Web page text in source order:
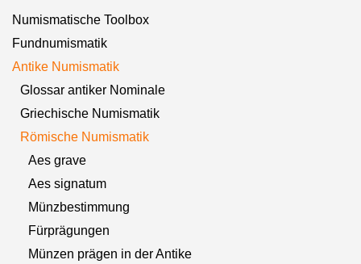
Numismatische Toolbox
Fundnumismatik
Antike Numismatik
Glossar antiker Nominale
Griechische Numismatik
Römische Numismatik
Aes grave
Aes signatum
Münzbestimmung
Fürprägungen
Münzen prägen in der Antike